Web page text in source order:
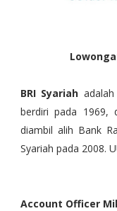
BRI Syariah
berdiri pada 1969,
diambil alih Bank
Syariah pada 2008.
Account Officer